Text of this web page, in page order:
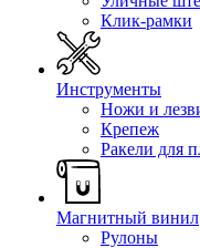
Клик-рамки
Инструменты
Ножи и
Крепеж
Ракели для
Магнитный винил
Рулоны